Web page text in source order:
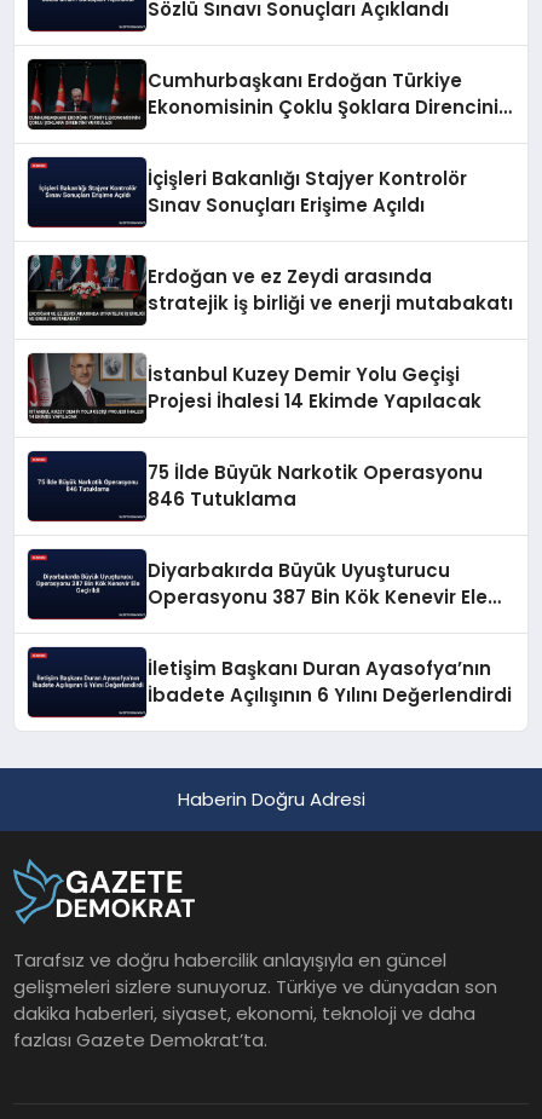
Sözlü Sınavı Sonuçları Açıklandı
Cumhurbaşkanı Erdoğan Türkiye
Ekonomisinin Çoklu Şoklara Direncini
İçişleri Bakanlığı Stajyer Kontrolör
Sınav Sonuçları Erişime Açıldı
Erdoğan ve ez Zeydi arasında
stratejik iş birliği ve enerji mutabakatı
İstanbul Kuzey Demir Yolu Geçişi
Projesi İhalesi 14 Ekimde Yapılacak
75 İlde Büyük Narkotik Operasyonu
846 Tutuklama
Diyarbakırda Büyük Uyuşturucu
Operasyonu 387 Bin Kök Kenevir Ele
İletişim Başkanı Duran Ayasofya’nın
İbadete Açılışının 6 Yılını Değerlendirdi
Haberin Doğru Adresi
Tarafsız ve doğru habercilik anlayışıyla en güncel
gelişmeleri sizlere sunuyoruz. Türkiye ve dünyadan son
dakika haberleri, siyaset, ekonomi, teknoloji ve daha
fazlası Gazete Demokrat’ta.